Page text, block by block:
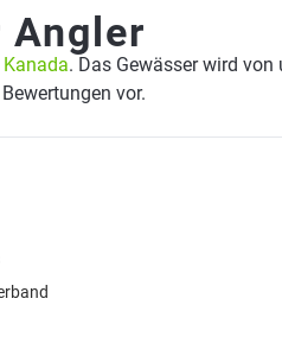
Kanada. Das Gewässer wird
vor.